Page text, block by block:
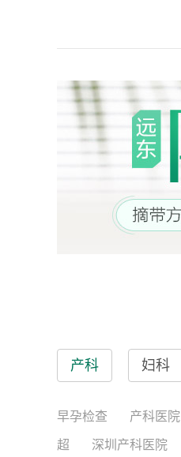
产科 妇科
早孕检查 产科医院
超 深圳产科医院